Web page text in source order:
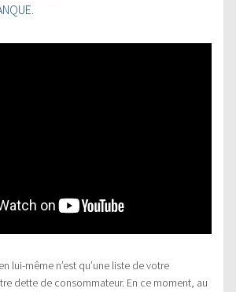
lui-même n’est qu’une liste de votre
dette de consommateur. En ce moment, au